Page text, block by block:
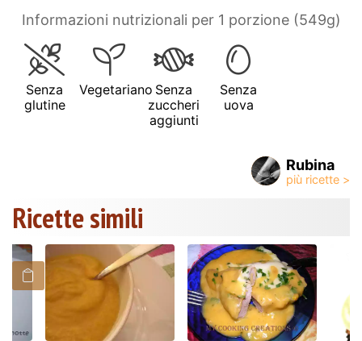
Informazioni nutrizionali per 1 porzione (549g)
Senza
glutine
Vegetariano Senza
zuccheri
aggiunti
Senza
uova
Rubina
Ricette simili